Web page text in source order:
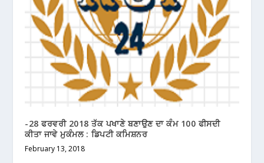
-28 ਫਰਵਰੀ 2018 ਤੱਕ ਪਖਾਣੇ ਬਣਾਉਣ ਦਾ ਕੰਮ 100 ਫੀਸਦੀ
ਕੀਤਾ ਜਾਵੇ ਮੁਕੰਮਲ : ਡਿਪਟੀ ਕਮਿਸ਼ਨਰ
February 13, 2018